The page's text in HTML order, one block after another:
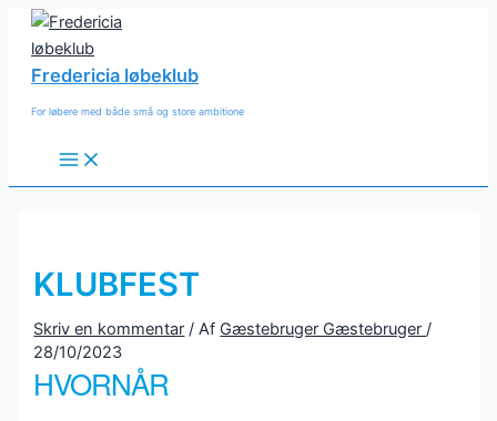
indholdet
Fredericia løbeklub
For løbere med både små og store ambitione
Main
Menu
KLUBFEST
Skriv en kommentar / Af Gæstebruger Gæstebruger/
28/10/2023
HVORNÅR